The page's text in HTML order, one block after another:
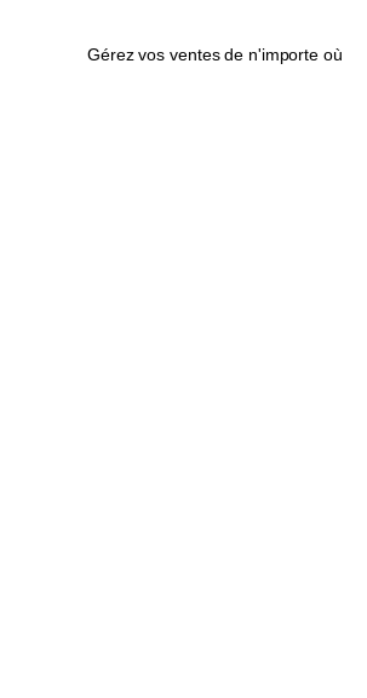
Gérez vos ventes de n'importe où